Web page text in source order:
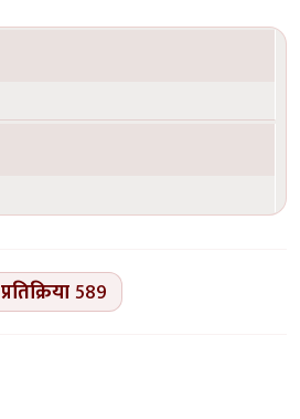
प्रतिक्रिया589